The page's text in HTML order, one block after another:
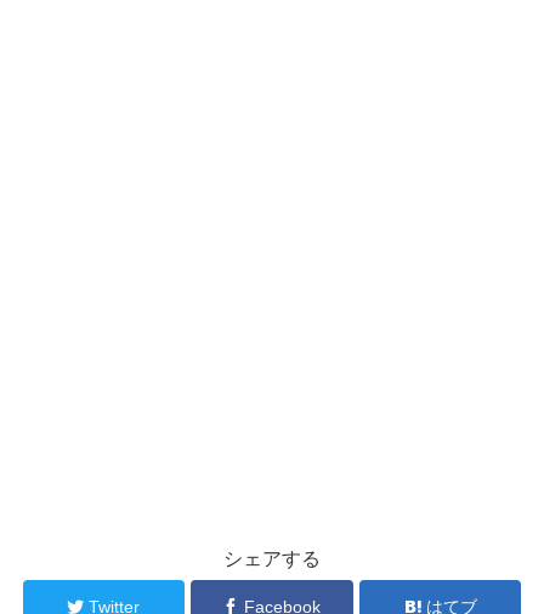
シェアする
Twitter Facebook はてブ